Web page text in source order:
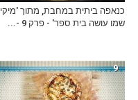
כנאפה ביתית במחבת, מתוך 'מיקי
שמו עושה בית ספר' - פרק 9 -...
9